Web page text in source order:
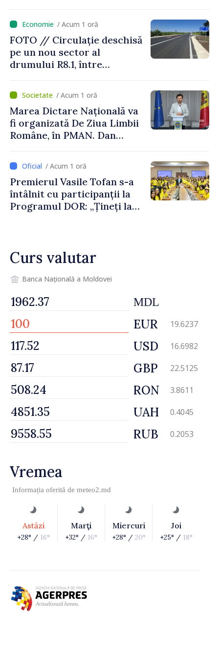
/ Acum 1 oră
FOTO // Circulație deschisă
pe un nou sector al
drumului R8.1, între
Bolea: „Drumuri bune
înseamnă deplasări sigure
ale agenților economici și
cetățenilor”
/ Acum 1 oră
Marea Dictare Națională va
fi organizată De Ziua Limbii
Române, în PMAN. Dan
semnificație aparte în acest
an”
/ Acum 1 oră
Premierul Vasile Tofan s-a
întâlnit cu participanții la
Programul DOR: „Țineți la
Curs valutar
Banca Națională a Moldovei
MDL
EUR 19.6237
USD 16.6982
GBP 22.5125
RON 3.8611
UAH 0.4045
RUB 0.2053
Vremea
Informația oferită de meteo2.md
Astăzi
+28° / 16°
Marţi
+32° / 16°
Miercuri
+28° / 20°
Joi
+25° / 18°